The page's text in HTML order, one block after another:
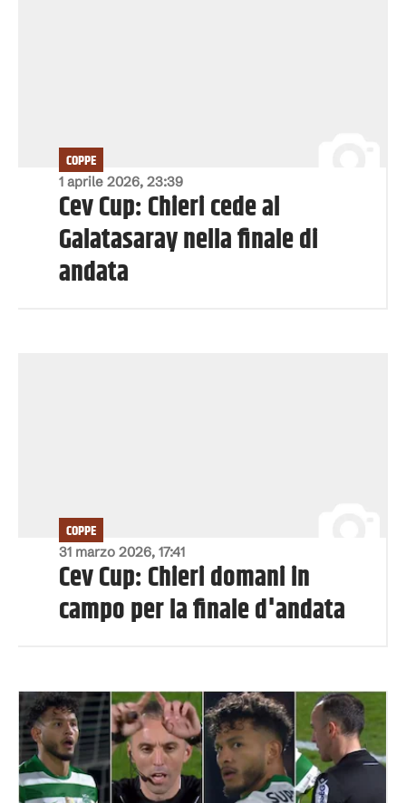
1 aprile 2026, 23:39
COPPE
Cev Cup: Chieri cede al
Galatasaray nella finale di
andata
31 marzo 2026, 17:41
COPPE
Cev Cup: Chieri domani in
campo per la finale d'andata